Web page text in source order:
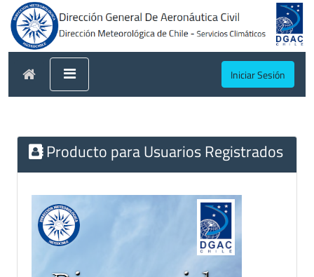
Iniciar Sesión
Producto para Usuarios Registrados